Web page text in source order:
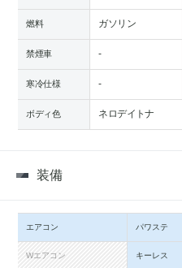
燃料 ガソリン
禁煙車 -
寒冷仕様 -
ボディ色 ネロデイトナ
装備
エアコン パワステ
Wエアコン キーレス